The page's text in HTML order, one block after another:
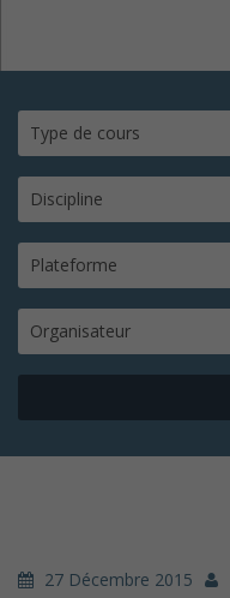
Type de cours
Discipline
Plateforme
Organisateur
27 Décembre 2015